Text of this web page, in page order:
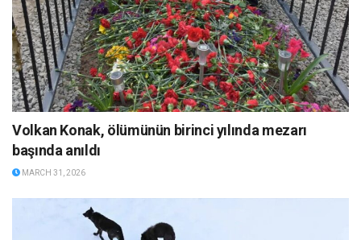
Volkan Konak, ölümünün birinci yılında mezarı
başında anıldı
MARCH 31, 2026